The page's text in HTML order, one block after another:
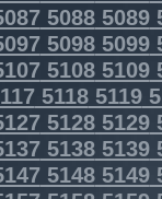
50885089
50985099
51085109
51185119
51285129
51385139
51485149